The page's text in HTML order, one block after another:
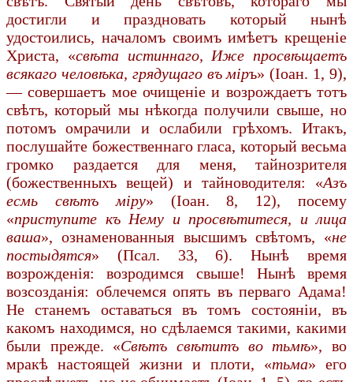
достигли и праздновать который нынѣ
удостоились, началомъ своимъ имѣетъ крещеніе
Христа, «свѣта истиннаго, Иже просвѣщаетъ
всякаго человѣка, грядущаго въ міръ» (Іоан. 1, 9),
— совершаетъ мое очищеніе и возрождаетъ тотъ
свѣтъ, который мы нѣкогда получили свыше, но
потомъ омрачили и ослабили грѣхомъ. Итакъ,
послушайте божественнаго гласа, который весьма
громко раздается для меня, тайнозрителя
(божественныхъ вещей) и тайноводителя: «Азъ
есмь свѣтъ міру» (Іоан. 8, 12), посему
«приступите къ Нему и просвѣтитеся, и лица
ваша», ознаменованныя высшимъ свѣтомъ, «не
постыдятся» (Псал. 33, 6). Нынѣ время
возрожденія: возродимся свыше! Нынѣ время
возсозданія: облечемся опять въ перваго Адама!
Не станемъ оставаться въ томъ состояніи, въ
какомъ находимся, но сдѣлаемся такими, какими
были прежде. «Свѣтъ свѣтитъ во тьмѣ», во
мракѣ настоящей жизни и плоти, «тьма» его